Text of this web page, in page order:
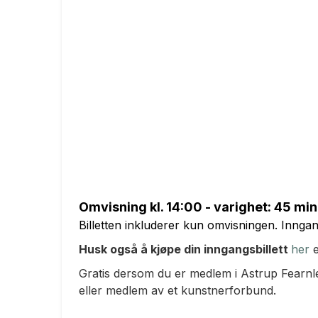
Omvisning kl. 14:00 - varighet: 45
Billetten inkluderer kun omvisningen.
Husk også å kjøpe din inngangsbillett her
Gratis dersom du er medlem i Astrup
eller medlem av et kunstnerforbund.